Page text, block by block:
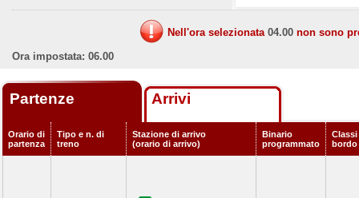
Nell'ora selezionata 04.00 non sono
Ora impostata: 06.00
Partenze Arrivi
Orario di
partenza
Tipo e n. di
treno
Stazione di arrivo
(orario di arrivo)
Binario
programmato
Classi
bordo